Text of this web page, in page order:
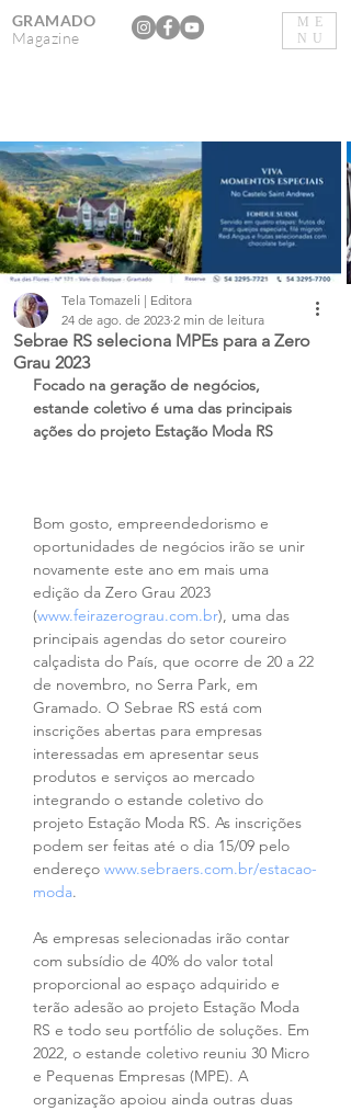
ME
NU
GRAMADO
Magazine
Sebrae RS seleciona MPEs para a Zero
Grau 2023
Tela Tomazeli | Editora
24 de ago. de 2023 2 min de leitura
Focado na geração de negócios,
estande coletivo é uma das principais
ações do projeto Estação Moda RS
Bom gosto, empreendedorismo e
oportunidades de negócios irão se unir
novamente este ano em mais uma
edição da Zero Grau 2023
(www.feirazerograu.com.br), uma das
principais agendas do setor coureiro
calçadista do País, que ocorre de 20 a 22
de novembro, no Serra Park, em
Gramado. O Sebrae RS está com
inscrições abertas para empresas
interessadas em apresentar seus
produtos e serviços ao mercado
integrando o estande coletivo do
projeto Estação Moda RS. As inscrições
podem ser feitas até o dia 15/09 pelo
endereço www.sebraers.com.br/estacao-
moda.
As empresas selecionadas irão contar
com subsídio de 40% do valor total
proporcional ao espaço adquirido e
terão adesão ao projeto Estação Moda
RS e todo seu portfólio de soluções. Em
2022, o estande coletivo reuniu 30 Micro
e Pequenas Empresas (MPE). A
organização apoiou ainda outras duas